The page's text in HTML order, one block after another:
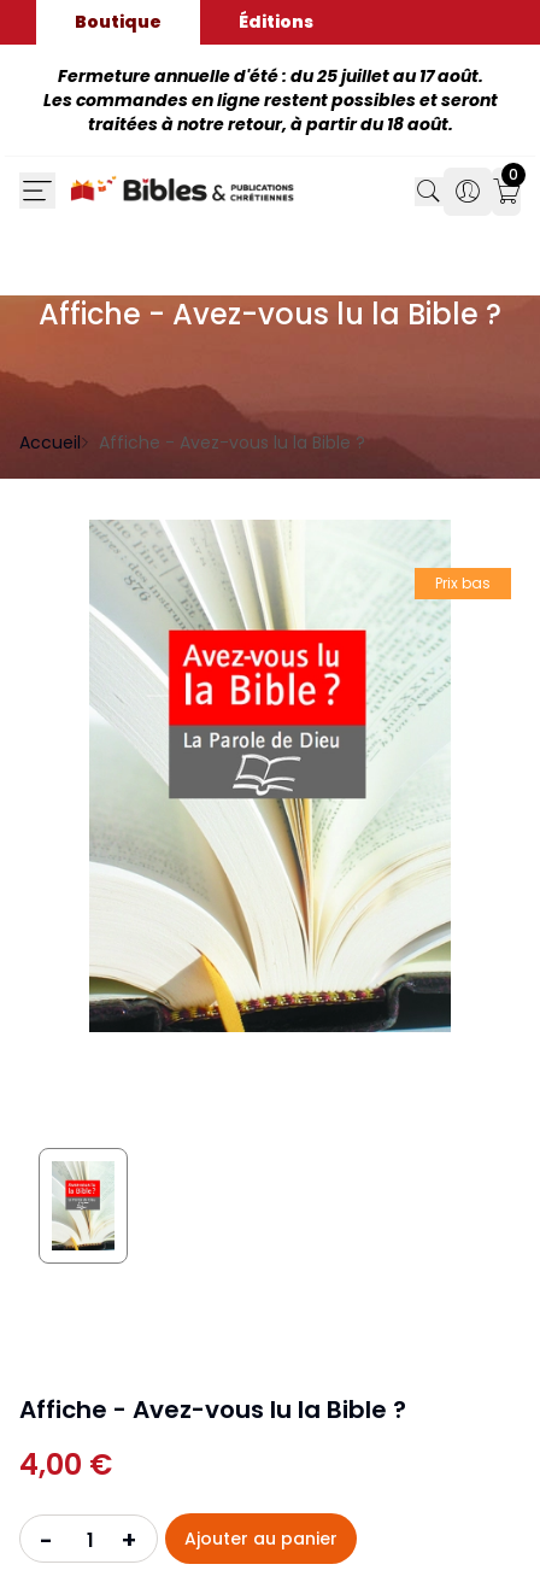
Boutique Éditions
Fermeture annuelle d'été : du 25 juillet au 17 août.
Les commandes en ligne restent possibles et seront
traitées à notre retour, à partir du 18 août.
Search
Search
0
Affiche - Avez-vous lu la Bible ?
Accueil Affiche - Avez-vous lu la Bible ?
Prix bas
Affiche - Avez-vous lu la Bible ?
4,00 €
- + Ajouter au panier